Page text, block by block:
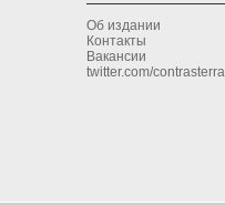
Об издании
Контакты
Вакансии
twitter.com/contrasterra